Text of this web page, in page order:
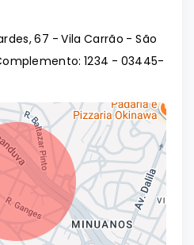
67 - Vila Carrão - São
1234 - 03445-